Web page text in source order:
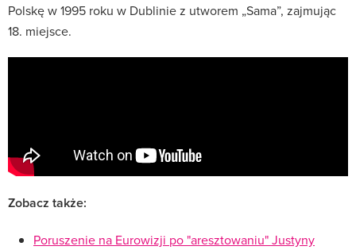
Polskę w 1995 roku w Dublinie z utworem „Sama”, zajmując
18. miejsce.
Zobacz także:
Poruszenie na Eurowizji po "aresztowaniu" Justyny